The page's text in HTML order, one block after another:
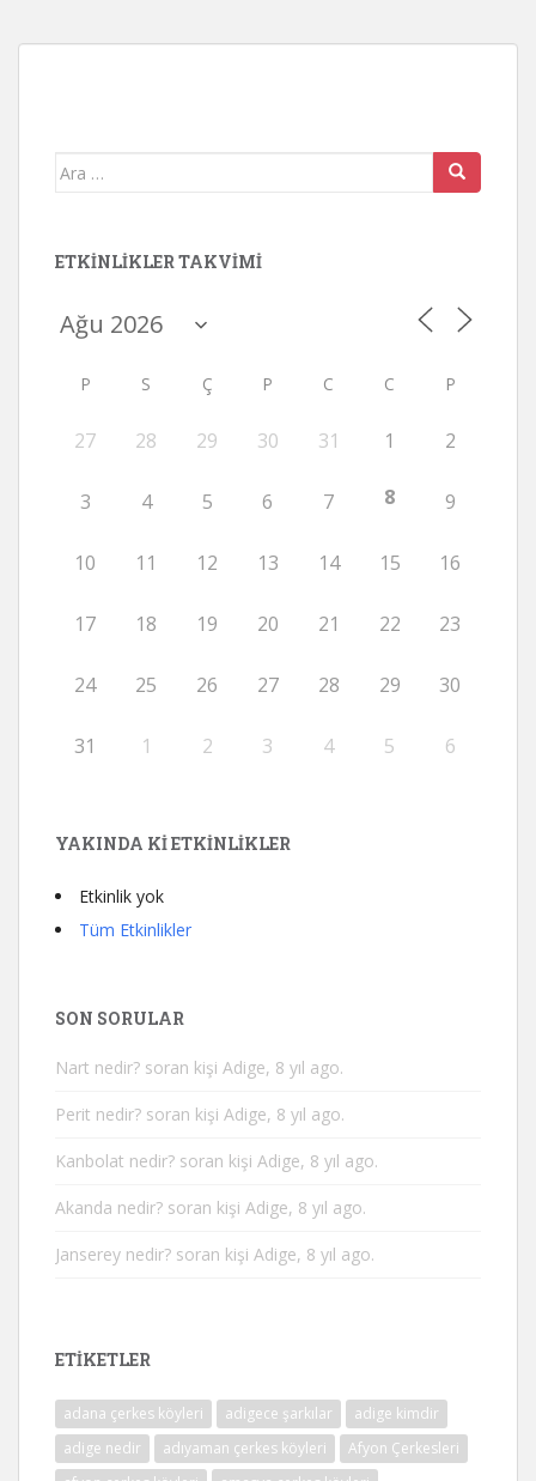
Arama
ETKINLIKLER TAKVIMI
P S Ç P C C P
27 28 29 30 31 1 2
3 4 5 6 7 8 9
10 11 12 13 14 15 16
17 18 19 20 21 22 23
24 25 26 27 28 29 30
31 1 2 3 4 5 6
YAKINDA KI ETKINLIKLER
Etkinlik yok
Tüm Etkinlikler
SON SORULAR
Nart nedir? soran kişi Adige, 8 yıl ago.
Perit nedir? soran kişi Adige, 8 yıl ago.
Kanbolat nedir? soran kişi Adige, 8 yıl ago.
Akanda nedir? soran kişi Adige, 8 yıl ago.
Janserey nedir? soran kişi Adige, 8 yıl ago.
ETIKETLER
adana çerkes köyleri adigece şarkılar
adige kimdir
adige nedir
adıyaman çerkes köyleri
Afyon Çerkesleri